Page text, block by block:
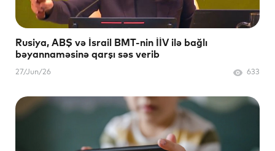
Rusiya, ABŞ və İsrail BMT-nin İİV ilə bağlı
bəyannaməsinə qarşı səs verib
27/Jun/26 633